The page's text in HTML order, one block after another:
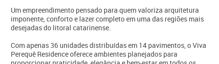
Um empreendimento pensado para quem valoriza arquitetura
imponente, conforto e lazer completo em uma das regiões mais
desejadas do litoral catarinense.
Com apenas 36 unidades distribuídas em 14 pavimentos, o Viva
Perequê Residence oferece ambientes planejados para